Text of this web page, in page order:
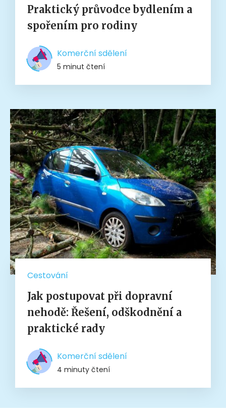
Praktický průvodce bydlením a
spořením pro rodiny
Komerční sdělení
5 minut čtení
Cestování
Jak postupovat při dopravní
nehodě: Řešení, odškodnění a
praktické rady
Komerční sdělení
4 minuty čtení